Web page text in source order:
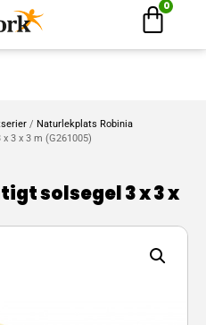
0
/ Naturlekplats Robinia
3 x 3 m (G261005)
solsegel 3 x 3 x